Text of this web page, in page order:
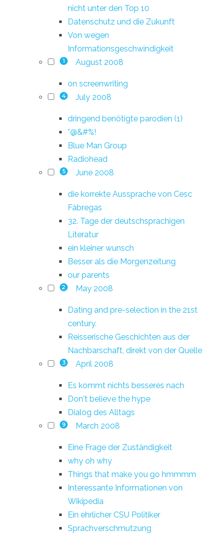
nicht unter den Top 10
Datenschutz und die Zukunft
Von wegen
Informationsgeschwindigkeit
1 August 2008
on screenwriting
4 July 2008
dringend benötigte parodien (1)
*@&#%!
Blue Man Group
Radiohead
5 June 2008
die korrekte Aussprache von Cesc
Fàbregas
32. Tage der deutschsprachigen
Literatur
ein kleiner wunsch
Besser als die Morgenzeitung
our parents
2 May 2008
Dating and pre-selection in the 21st
century.
Reisserische Geschichten aus der
Nachbarschaft, direkt von der Quelle
3 April 2008
Es kommt nichts besseres nach
Don't believe the hype
Dialog des Alltags
9 March 2008
Eine Frage der Zuständigkeit
why oh why
Things that make you go hmmmm
Interessante Informationen von
Wikipedia
Ein ehrlicher CSU Politiker
Sprachverschmutzung